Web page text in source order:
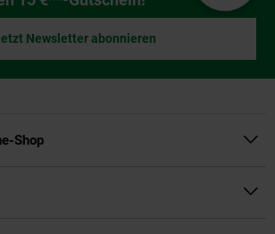
Newsletter abonnieren
Shop